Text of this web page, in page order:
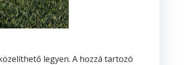
legyen. A hozzá tartozó